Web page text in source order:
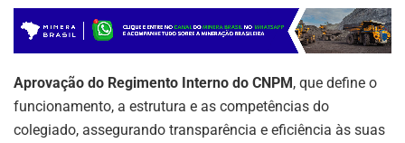
Aprovação do Regimento Interno do CNPM, que define o
funcionamento, a estrutura e as competências do
colegiado, assegurando transparência e eficiência às suas